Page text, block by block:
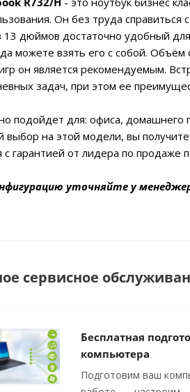
Он без труда
13 дюймов достаточно удобный
можете взять его с собой.
он является рекомендуемым.
задач, при этом ее
подойдет для: офиса, домашнего
выбор на этой модели, вы
гарантией от лидера по продаже
уточняйте у
сервисное
Бесплатная
компьютера
Подготовим ваш